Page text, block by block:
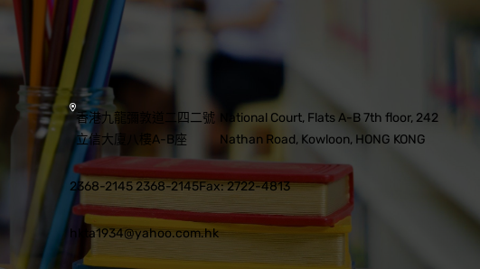
香港九龍彌敦道二四二號
立信大廈八樓A-B座
National Court, Flats A-B 7th floor, 242
Nathan Road, Kowloon, HONG KONG
2368-2145 2368-2145Fax: 2722-4813
hkta1934@yahoo.com.hk